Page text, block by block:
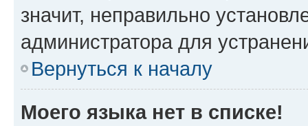
значит, неправильно
администратора для
Вернуться к началу
Моего языка нет в списке!